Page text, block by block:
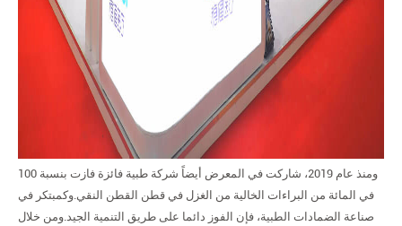
ومنذ عام 2019، شاركت في المعرض أيضاً شركة طبية فائزة فازت بنسبة 100
في المائة من البراءات الخالية من الغزل في قطن القطن النقي.وكمبتكر في
صناعة الضمادات الطبية، فإن الفوز دائما على طريق التنمية الجيد.ومن خلال